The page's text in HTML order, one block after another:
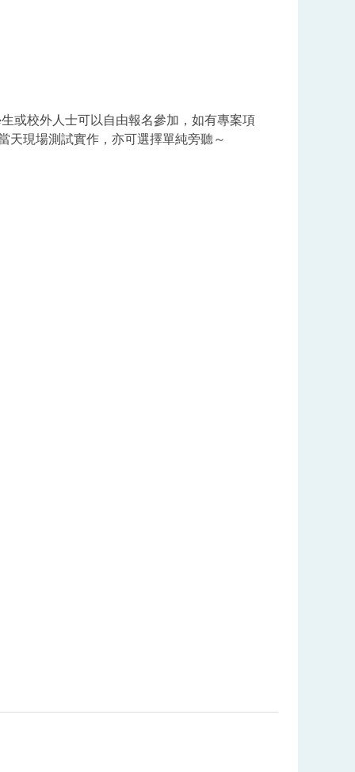
或校外人士可以自由報名參加，如有專案項
天現場測試實作，亦可選擇單純旁聽～